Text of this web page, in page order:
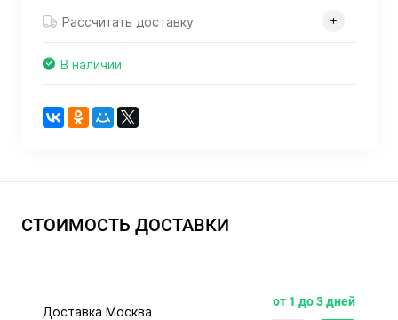
Рассчитать доставку
В наличии
СТОИМОСТЬ ДОСТАВКИ
Доставка Москва
от 1 до 3 дней